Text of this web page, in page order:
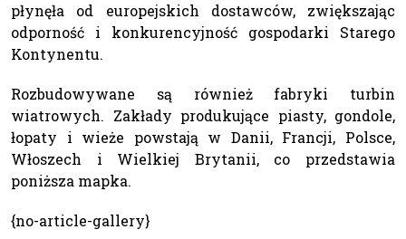
płynęła od europejskich dostawców, zwiększając
odporność i konkurencyjność gospodarki Starego
Kontynentu.
Rozbudowywane są również fabryki turbin
wiatrowych. Zakłady produkujące piasty, gondole,
łopaty i wieże powstają w Danii, Francji, Polsce,
Włoszech i Wielkiej Brytanii, co przedstawia
poniższa mapka.
{no-article-gallery}